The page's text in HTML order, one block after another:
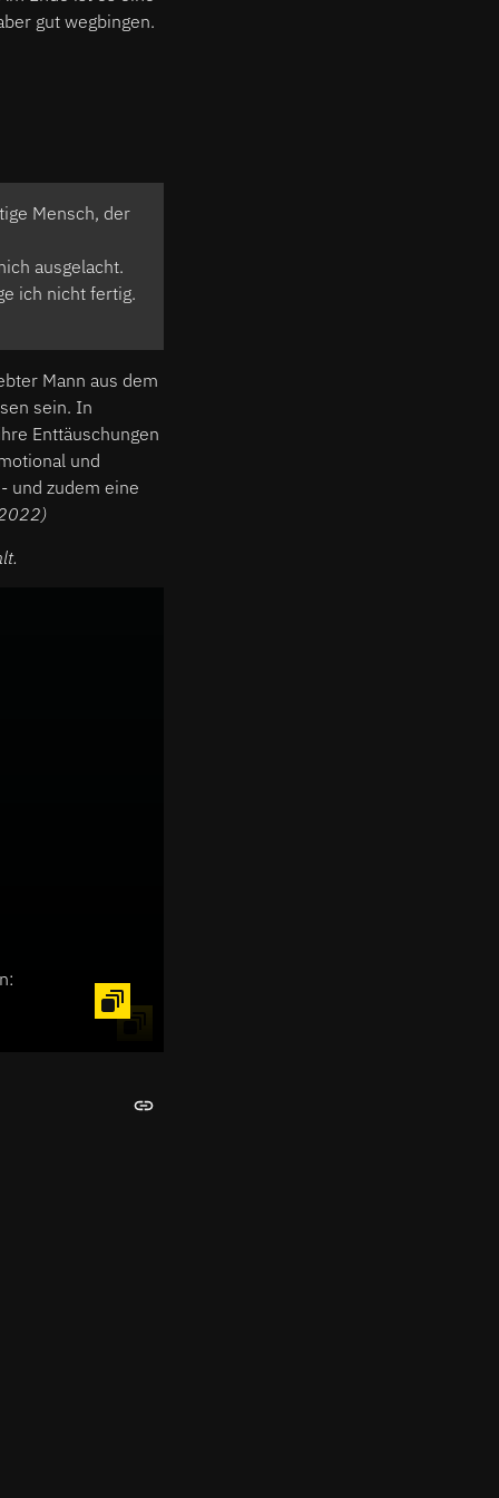
gut wegbingen.
Mensch, der
ausgelacht.
ich nicht fertig.
Mann aus dem
sein. In
Enttäuschungen
und
und zudem eine